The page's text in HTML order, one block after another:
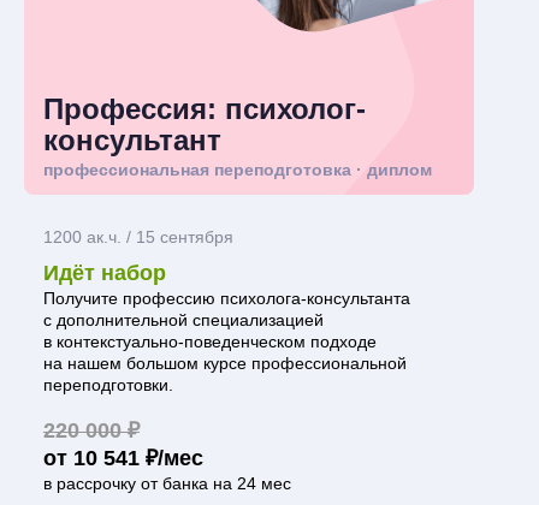
Профессия: психолог-
консультант
профессиональная переподготовка · диплом
1200 ак.ч. / 15 сентября
Идёт набор
Получите профессию психолога-консультанта
с дополнительной специализацией
в контекстуально-поведенческом подходе
на нашем большом курсе профессиональной
переподготовки.
220 000 ₽
от 10 541 ₽/мес
в рассрочку от банка на 24 мес